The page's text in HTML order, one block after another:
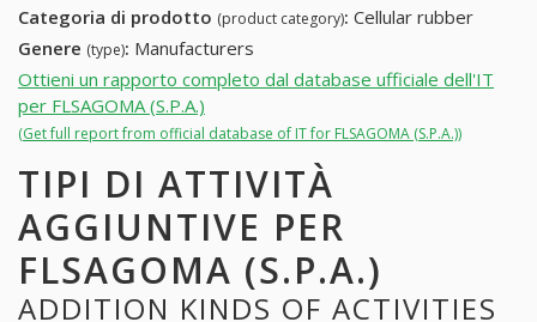
Categoria di prodotto (product category): Cellular rubber
Genere (type): Manufacturers
Ottieni un rapporto completo dal database ufficiale dell'IT
per FLSAGOMA (S.P.A.)
(Get full report from official database of IT for FLSAGOMA (S.P.A.))
TIPI DI ATTIVITÀ
AGGIUNTIVE PER
FLSAGOMA (S.P.A.)
ADDITION KINDS OF ACTIVITIES